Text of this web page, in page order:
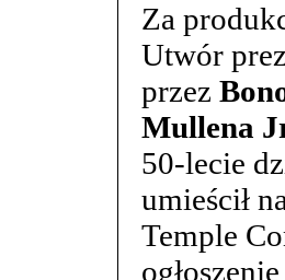
Za
Utwór
przez
Mullena
50-lecie
umieścił
Temple